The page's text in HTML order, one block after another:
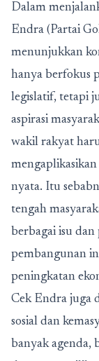
Dalam
Endra (Partai
menunjukkan
hanya berfokus
legislatif, tetapi
aspirasi
wakil rakyat
nyata. Itu
tengah
berbagai isu
pembangunan
peningkatan
Cek Endra juga
sosial dan
banyak agenda,